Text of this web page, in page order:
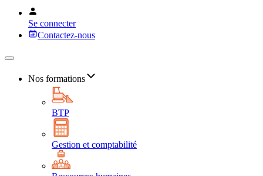
Se connecter
Contactez-nous
Nos formations
BTP
Gestion et comptabilité